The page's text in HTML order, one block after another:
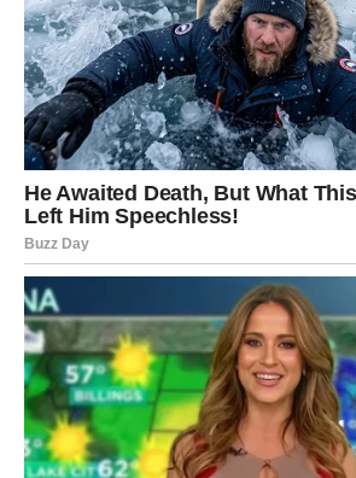
Naredni dani donose Ribama osećaj
otključalo“. Kao da se energija menja
Moguće su iznenadne lepe vesti,
ostvarenje želje, ili situacija koja se
kada su mislile da nema izlaza.
Ribe ulaze u period kada intuicija radi
imaju osećaj da treba negde da odu,
nešto da prihvate ili odbiju – treba da
On ih vodi pravo ka sreći.
Ljubav – najlepši deo plana
U ljubavi Ribe mogu doživeti ono o
maštale: iskrenu emociju, potvrdu,